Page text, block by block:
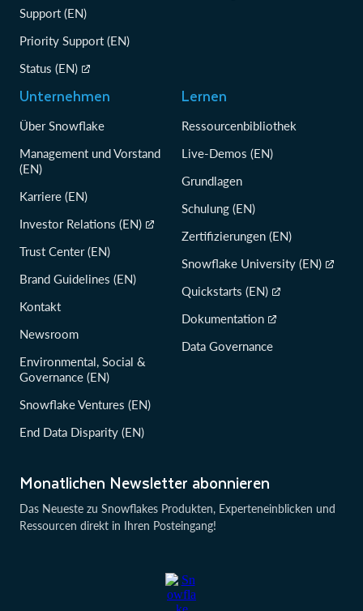
Monatlichen Newsletter abonnieren
Das Neueste zu Snowflakes Produkten, Experteneinblicken und
Ressourcen direkt in Ihren Posteingang!
Support (EN)
Priority Support (EN)
Status (EN)
Unternehmen
Über Snowflake
Management und Vorstand
(EN)
Karriere (EN)
Investor Relations (EN)
Trust Center (EN)
Brand Guidelines (EN)
Kontakt
Newsroom
Environmental, Social &
Governance (EN)
Snowflake Ventures (EN)
End Data Disparity (EN)
Lernen
Ressourcenbibliothek
Live-Demos (EN)
Grundlagen
Schulung (EN)
Zertifizierungen (EN)
Snowflake University (EN)
Quickstarts (EN)
Dokumentation
Data Governance